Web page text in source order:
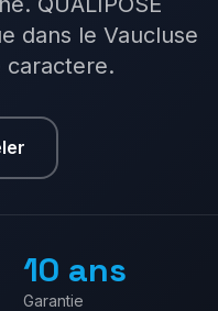
dans le Vaucluse
caractere.
10 ans
Garantie